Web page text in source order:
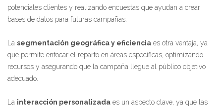
potenciales clientes y realizando encuestas que ayudan a crear
bases de datos para futuras campañas.
La segmentación geográfica y eficiencia es otra ventaja, ya
que permite enfocar el reparto en áreas específicas, optimizando
recursos y asegurando que la campaña llegue al público objetivo
adecuado.
La interacción personalizada es un aspecto clave, ya que las